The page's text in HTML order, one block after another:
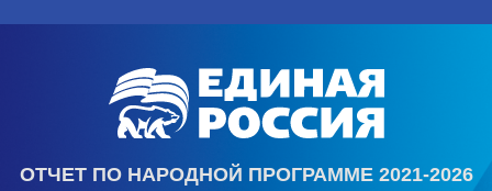
ОТЧЕТ ПО НАРОДНОЙ ПРОГРАММЕ 2021-2026